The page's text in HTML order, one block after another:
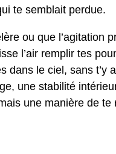
te semblait perdue.
ou que l’agitation
l’air remplir tes
dans le ciel, sans t’y
une stabilité
une manière de te